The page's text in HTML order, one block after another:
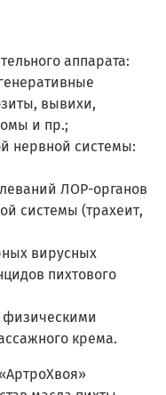
аппарата:
вывихи,
и пр.;
нервной системы:
ЛОР-органов
системы (трахеит,
вирусных
пихтового
крема.